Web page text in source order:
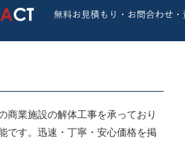
商業施設の解体工事を承っており
です。迅速・丁寧・安心価格を掲